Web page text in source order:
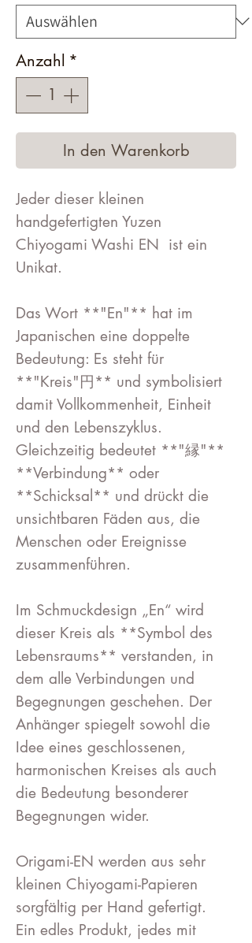
Anzahl *
In den Warenkorb
Jeder dieser kleinen
handgefertigten Yuzen
Chiyogami Washi EN ist ein
Unikat.
Das Wort **"En"** hat im
Japanischen eine doppelte
Bedeutung: Es steht für
**"Kreis"円** und symbolisiert
damit Vollkommenheit, Einheit
und den Lebenszyklus.
Gleichzeitig bedeutet **"縁"**
**Verbindung** oder
**Schicksal** und drückt die
unsichtbaren Fäden aus, die
Menschen oder Ereignisse
zusammenführen.
Im Schmuckdesign „En“ wird
dieser Kreis als **Symbol des
Lebensraums** verstanden, in
dem alle Verbindungen und
Begegnungen geschehen. Der
Anhänger spiegelt sowohl die
Idee eines geschlossenen,
harmonischen Kreises als auch
die Bedeutung besonderer
Begegnungen wider.
Origami-EN werden aus sehr
kleinen Chiyogami-Papieren
sorgfältig per Hand gefertigt.
Ein edles Produkt, jedes mit